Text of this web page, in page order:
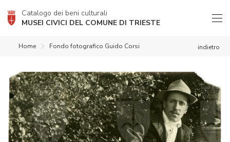
Catalogo dei beni culturali
MUSEI CIVICI DEL COMUNE DI TRIESTE
indietro
Home Fondo fotografico Guido Corsi